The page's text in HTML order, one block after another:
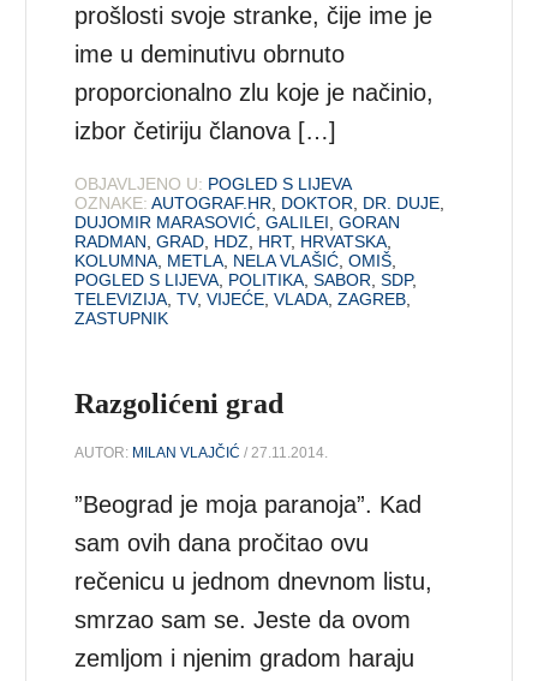
prošlosti svoje stranke, čije ime je
ime u deminutivu obrnuto
proporcionalno zlu koje je načinio,
izbor četiriju članova […]
OBJAVLJENO U: POGLED S LIJEVA
OZNAKE: AUTOGRAF.HR DOKTOR DR. DUJE
DUJOMIR MARASOVIĆ ,GALILEI ,GORAN
RADMAN ,GRAD HDZ HRT, HRVATSKA
KOLUMNA METLA NELA VLAŠIĆ ,OMIŠ
POGLED S LIJEVA POLITIKA ,SABOR ,SDP,
TELEVIZIJA ,TV,VIJEĆE ,VLADA ,ZAGREB
ZASTUPNIK
Razgolićeni grad
AUTOR: MILAN VLAJČIĆ / 27.11.2014.
”Beograd je moja paranoja”. Kad
sam ovih dana pročitao ovu
rečenicu u jednom dnevnom listu,
smrzao sam se. Jeste da ovom
zemljom i njenim gradom haraju